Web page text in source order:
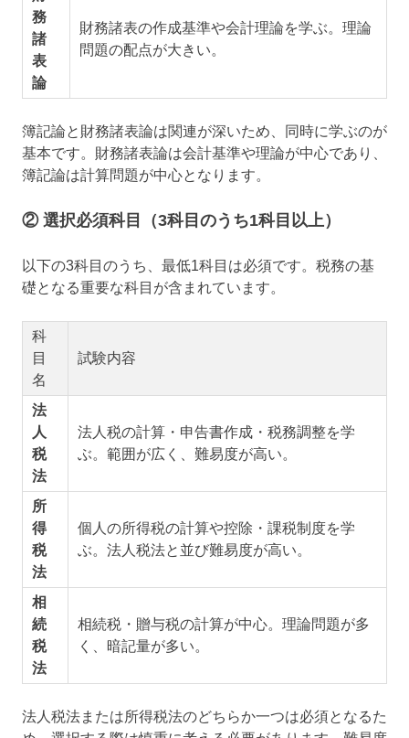
務
諸
表
論
財務諸表の作成基準や会計理論を学ぶ。理論
問題の配点が大きい。
簿記論と財務諸表論は関連が深いため、同時に学ぶのが
基本です。財務諸表論は会計基準や理論が中心であり、
簿記論は計算問題が中心となります。
② 選択必須科目（3科目のうち1科目以上）
以下の3科目のうち、最低1科目は必須です。税務の基
礎となる重要な科目が含まれています。
科
目
名
試験内容
法
人
税
法
法人税の計算・申告書作成・税務調整を学
ぶ。範囲が広く、難易度が高い。
所
得
税
法
個人の所得税の計算や控除・課税制度を学
ぶ。法人税法と並び難易度が高い。
相
続
税
法
相続税・贈与税の計算が中心。理論問題が多
く、暗記量が多い。
法人税法または所得税法のどちらか一つは必須となるた